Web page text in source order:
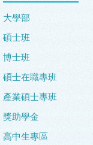
大學部
碩士班
博士班
碩士在職專班
產業碩士專班
獎助學金
高中生專區